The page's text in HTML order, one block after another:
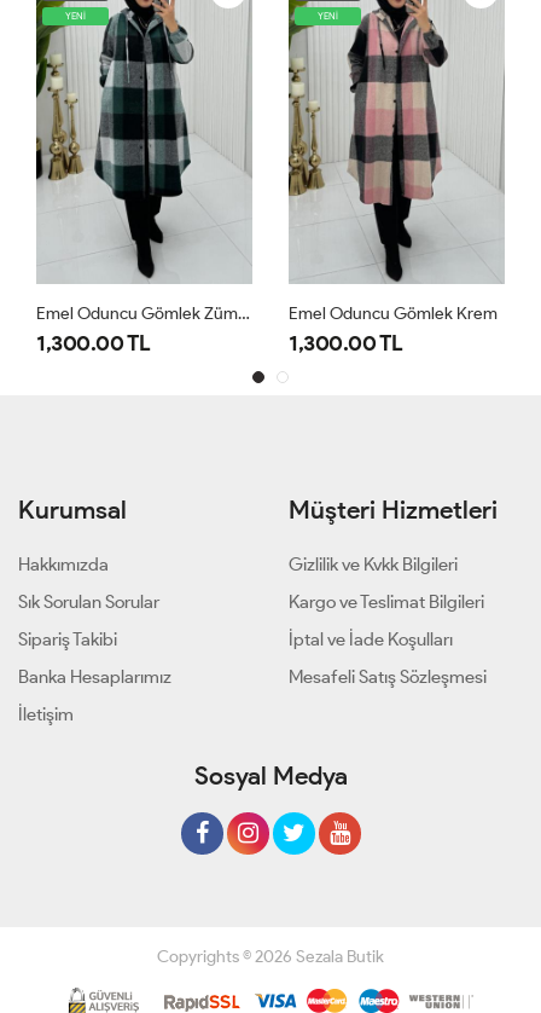
YENİ
Emel Oduncu Gömlek Zümrüt
1,300.00 TL
YENİ
Emel Oduncu Gömlek Krem
1,300.00 TL
Kurumsal
Hakkımızda
Sık Sorulan Sorular
Sipariş Takibi
Banka Hesaplarımız
İletişim
Müşteri Hizmetleri
Gizlilik ve Kvkk Bilgileri
Kargo ve Teslimat Bilgileri
İptal ve İade Koşulları
Mesafeli Satış Sözleşmesi
Sosyal Medya
Copyrights © 2026 Sezala Butik